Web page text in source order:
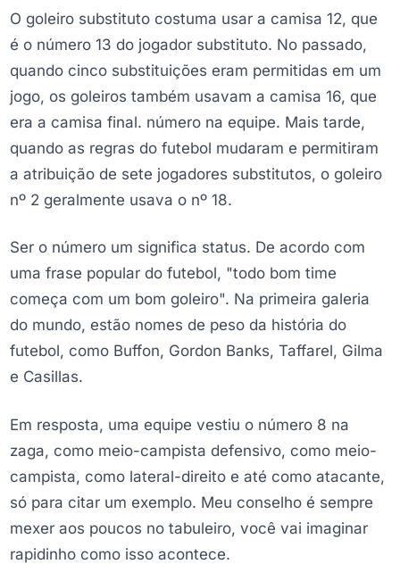
O goleiro substituto costuma usar a camisa 12, que
é o número 13 do jogador substituto. No passado,
quando cinco substituições eram permitidas em um
jogo, os goleiros também usavam a camisa 16, que
era a camisa final. número na equipe. Mais tarde,
quando as regras do futebol mudaram e permitiram
a atribuição de sete jogadores substitutos, o goleiro
nº 2 geralmente usava o nº 18.
Ser o número um significa status. De acordo com
uma frase popular do futebol, "todo bom time
começa com um bom goleiro". Na primeira galeria
do mundo, estão nomes de peso da história do
futebol, como Buffon, Gordon Banks, Taffarel, Gilma
e Casillas.
Em resposta, uma equipe vestiu o número 8 na
zaga, como meio-campista defensivo, como meio-
campista, como lateral-direito e até como atacante,
só para citar um exemplo. Meu conselho é sempre
mexer aos poucos no tabuleiro, você vai imaginar
rapidinho como isso acontece.